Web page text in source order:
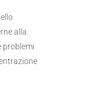
alla
problemi